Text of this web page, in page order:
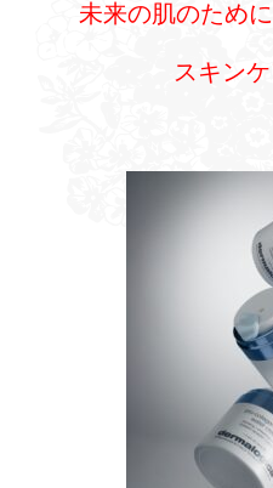
未来の肌のため
スキン